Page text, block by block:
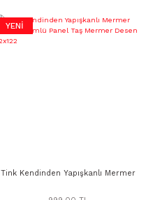
YENİ
Tink Kendinden Yapışkanlı Mermer